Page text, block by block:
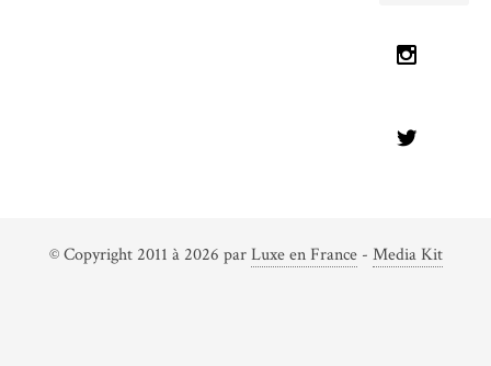
© Copyright 2011 à 2026 parLuxe en France- Media Kit